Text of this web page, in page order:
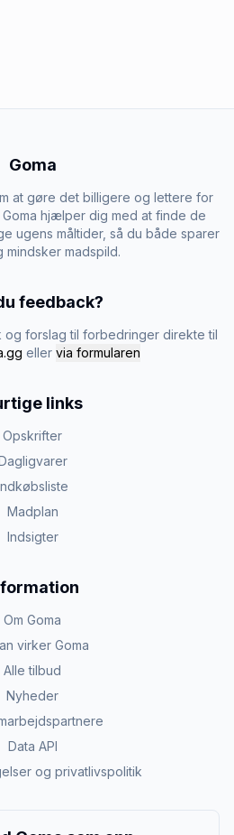
Goma
at gøre det billigere og lettere for
hjælper dig med at finde de
ugens måltider, så du både sparer
mindsker madspild.
feedback?
forslag til forbedringer direkte til
eller via formularen
links
Opskrifter
Madplan
Indsigter
Om Goma
virker Goma
Alle tilbud
Nyheder
Data API
og privatlivspolitik